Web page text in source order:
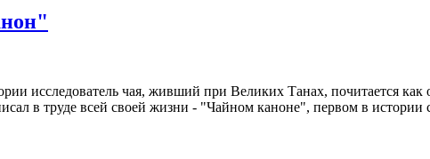
исследователь чая, живший при Великих Танах, почитается
в труде всей своей жизни - "Чайном каноне", первом в истории